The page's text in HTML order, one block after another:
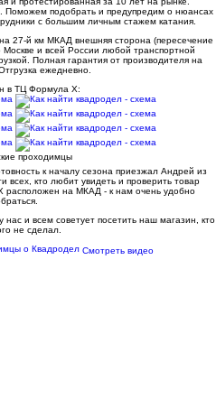
Поможем подобрать и предупредим о нюансах
с большим личным стажем катания.
27-й км МКАД внешняя сторона (пересечение
и всей России любой транспортной
Полная гарантия от производителя на
ежедневно.
в ТЦ Формула Х:
к началу сезона приезжал Андрей из
всех, кто любит увидеть и проверить товар
на МКАД - к нам очень удобно
и всем советует посетить наш магазин, кто
не сделал.
Смотреть видео